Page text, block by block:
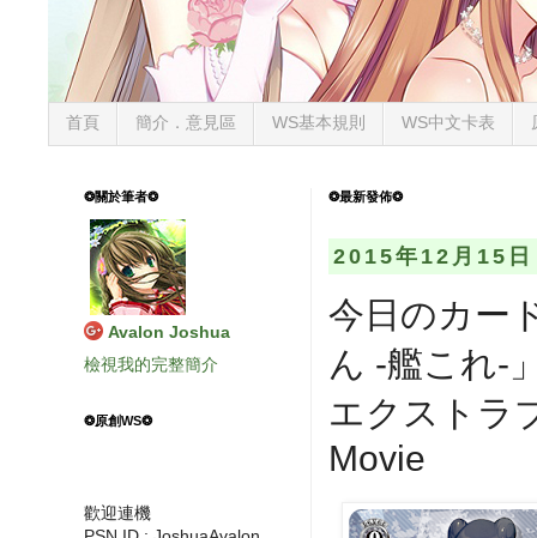
首頁 簡介．意見區 WS基本規則 WS中文卡表
❂最新發佈❂
2015年12月15
今日のカー
ん -艦これ-
エクストラ
Movie
❂關於筆者❂
Avalon Joshua
檢視我的完整簡介
❂原創WS❂
歡迎連機